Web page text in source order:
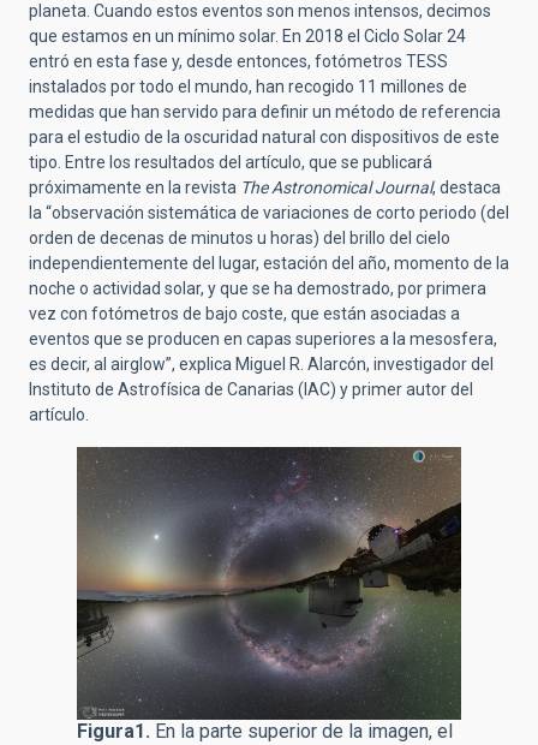
planeta. Cuando estos eventos son menos intensos, decimos
que estamos en un mínimo solar. En 2018 el Ciclo Solar 24
entró en esta fase y, desde entonces, fotómetros TESS
instalados por todo el mundo, han recogido 11 millones de
medidas que han servido para definir un método de referencia
para el estudio de la oscuridad natural con dispositivos de este
tipo. Entre los resultados del artículo, que se publicará
próximamente en la revista The Astronomical Journal, destaca
la “observación sistemática de variaciones de corto periodo (del
orden de decenas de minutos u horas) del brillo del cielo
independientemente del lugar, estación del año, momento de la
noche o actividad solar, y que se ha demostrado, por primera
vez con fotómetros de bajo coste, que están asociadas a
eventos que se producen en capas superiores a la mesosfera,
es decir, al airglow”, explica Miguel R. Alarcón, investigador del
Instituto de Astrofísica de Canarias (IAC) y primer autor del
artículo.
Figura1. En la parte superior de la imagen, el